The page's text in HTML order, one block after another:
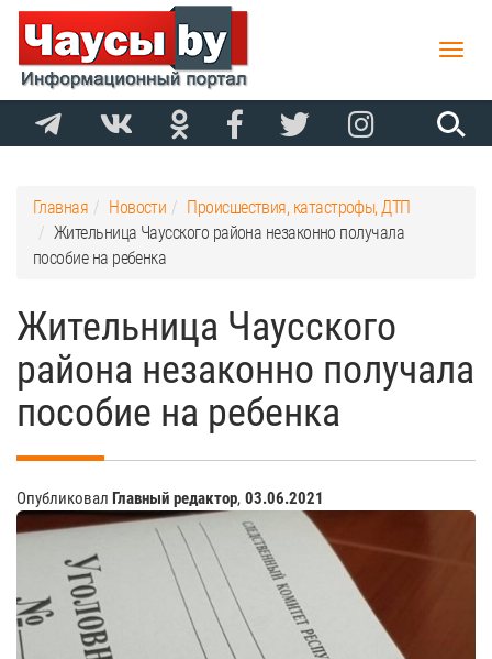
Toggle
Главная Новости
Происшествия, катастрофы, ДТП
Жительница Чаусского района незаконно получала
пособие на ребенка
Жительница Чаусского
района незаконно получала
пособие на ребенка
Опубликовал Главный редактор, 03.06.2021